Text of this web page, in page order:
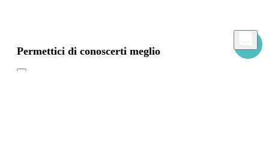
Permettici di conoscerti meglio